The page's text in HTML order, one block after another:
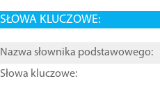
SŁOWA KLUCZOWE:
Nazwa słownika podstawowego:
Słowa kluczowe: